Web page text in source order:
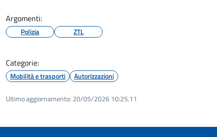
Argomenti:
Polizia ZTL
Categorie:
Mobilità e trasporti Autorizzazioni
Ultimo aggiornamento: 20/05/2026 10:25.11